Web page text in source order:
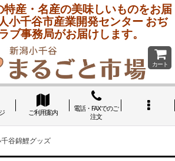
産・名産の美味しいものをお届
小千谷市産業開発センター おぢ
ブ事務局がお届けします。
カート
ご利用案内
電話・FAXでのご
注文
谷錦鯉グッズ